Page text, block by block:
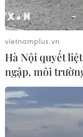
TIN CÙNG
Australia đề cao
vì hòa bình, ổn
07/08/2026 07:09
Cựu Đại sứ
tác mới cho quan
vietnamplus.vn
Hà Nội quyết
ngập, môi